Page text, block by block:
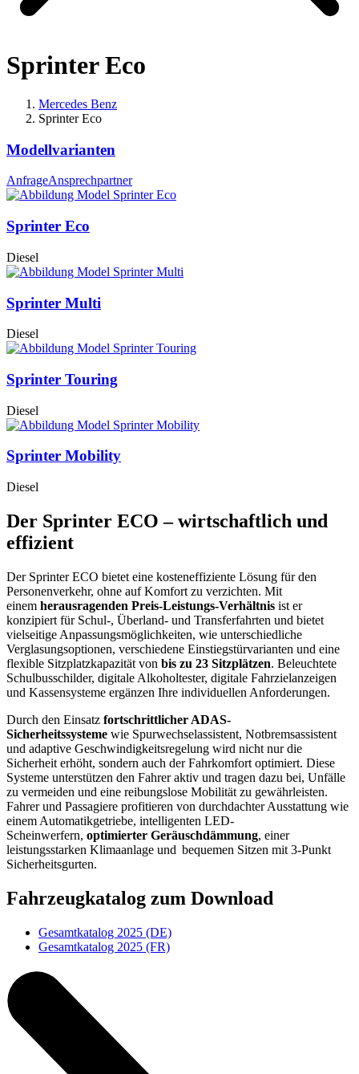
Sprinter Eco
Mercedes Benz
Sprinter Eco
Modellvarianten
AnfrageAnsprechpartner
Sprinter Eco
Diesel
Sprinter Multi
Diesel
Sprinter Touring
Diesel
Sprinter Mobility
Diesel
Der Sprinter ECO – wirtschaftlich und
effizient
Der Sprinter ECO bietet eine kosteneffiziente Lösung für den
Personenverkehr, ohne auf Komfort zu verzichten. Mit
einem herausragenden Preis-Leistungs-Verhältnis ist er
konzipiert für Schul-, Überland- und Transferfahrten und bietet
vielseitige Anpassungsmöglichkeiten, wie unterschiedliche
Verglasungsoptionen, verschiedene Einstiegstürvarianten und eine
flexible Sitzplatzkapazität von bis zu 23 Sitzplätzen. Beleuchtete
Schulbusschilder, digitale Alkoholtester, digitale Fahrzielanzeigen
und Kassensysteme ergänzen Ihre individuellen Anforderungen.
Durch den Einsatz fortschrittlicher ADAS-
Sicherheitssysteme wie Spurwechselassistent, Notbremsassistent
und adaptive Geschwindigkeitsregelung wird nicht nur die
Sicherheit erhöht, sondern auch der Fahrkomfort optimiert. Diese
Systeme unterstützen den Fahrer aktiv und tragen dazu bei, Unfälle
zu vermeiden und eine reibungslose Mobilität zu gewährleisten.
Fahrer und Passagiere profitieren von durchdachter Ausstattung wie
einem Automatikgetriebe, intelligenten LED-
Scheinwerfern, optimierter Geräuschdämmung, einer
leistungsstarken Klimaanlage und bequemen Sitzen mit 3-Punkt
Sicherheitsgurten.
Fahrzeugkatalog zum Download
Gesamtkatalog 2025 (DE)
Gesamtkatalog 2025 (FR)